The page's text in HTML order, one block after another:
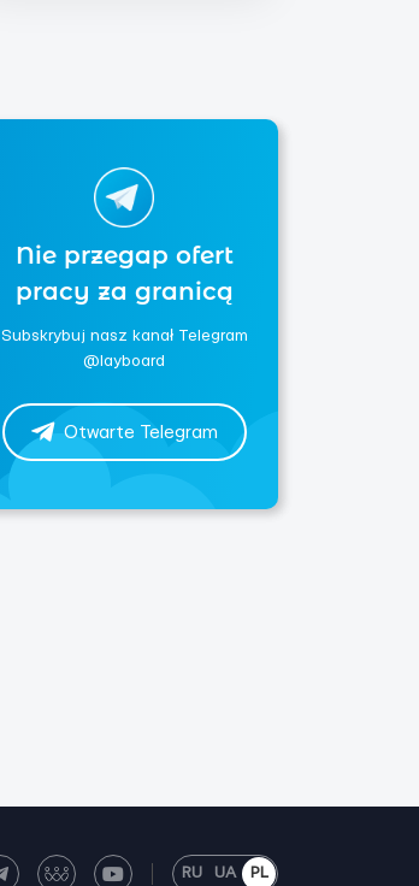
Nie przegap ofert
pracy za granicą
Subskrybuj nasz kanał Telegram
@layboard
Otwarte Telegram
RU UA PL